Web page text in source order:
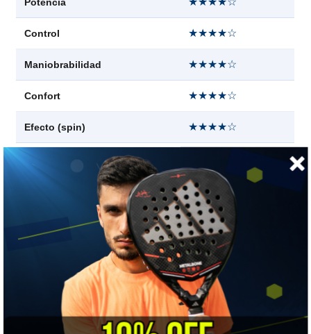
Potencia
Control ★★★★☆
Maniobrabilidad ★★★★☆
Confort ★★★★☆
Efecto (spin) ★★★★☆
★★★★☆
👍 LO MEJOR
La Pure Strike más fácil de jugar sin dejar de ser una Pure
Strike. Si te gusta el control pero las 98 te parecen exigentes,
esta es exactamente el punto medio.
⚠️ A TENER EN CUENTA